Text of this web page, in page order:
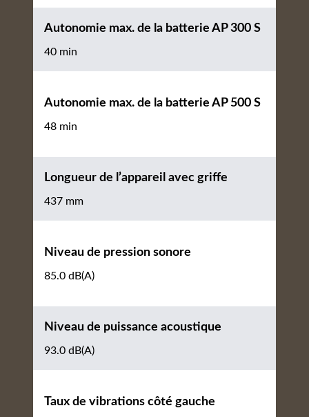
Autonomie max. de la batterie AP 300 S
40 min
Autonomie max. de la batterie AP 500 S
48 min
Longueur de l’appareil avec griffe
437 mm
Niveau de pression sonore
85.0 dB(A)
Niveau de puissance acoustique
93.0 dB(A)
Taux de vibrations côté gauche